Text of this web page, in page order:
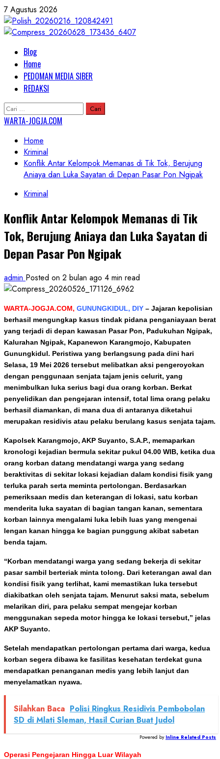
Skip
to
content
7 Agustus 2026
Primary
Menu
Blog
Home
PEDOMAN MEDIA SIBER
REDAKSI
Cari
untuk:
WARTA-JOGJA.COM
Home
Kriminal
Konflik Antar Kelompok Memanas di Tik Tok, Berujung
Aniaya dan Luka Sayatan di Depan Pasar Pon Ngipak
Kriminal
Konflik Antar Kelompok Memanas di Tik
Tok, Berujung Aniaya dan Luka Sayatan di
Depan Pasar Pon Ngipak
admin Posted on 2 bulan ago 4 min read
WARTA-JOGJA.COM, GUNUNGKIDUL, DIY – Jajaran kepolisian
berhasil mengungkap kasus tindak pidana penganiayaan berat
yang terjadi di depan kawasan Pasar Pon, Padukuhan Ngipak,
Kalurahan Ngipak, Kapanewon Karangmojo, Kabupaten
Gunungkidul. Peristiwa yang berlangsung pada dini hari
Selasa, 19 Mei 2026 tersebut melibatkan aksi pengeroyokan
dengan penggunaan senjata tajam jenis celurit, yang
menimbulkan luka serius bagi dua orang korban. Berkat
penyelidikan dan pengejaran intensif, total lima orang pelaku
berhasil diamankan, di mana dua di antaranya diketahui
merupakan residivis atau pelaku berulang kasus senjata tajam.
Kapolsek Karangmojo, AKP Suyanto, S.A.P., memaparkan
kronologi kejadian bermula sekitar pukul 04.00 WIB, ketika dua
orang korban datang mendatangi warga yang sedang
beraktivitas di sekitar lokasi kejadian dalam kondisi fisik yang
terluka parah serta meminta pertolongan. Berdasarkan
pemeriksaan medis dan keterangan di lokasi, satu korban
menderita luka sayatan di bagian tangan kanan, sementara
korban lainnya mengalami luka lebih luas yang mengenai
lengan kanan hingga ke bagian punggung akibat sabetan
benda tajam.
“Korban mendatangi warga yang sedang bekerja di sekitar
pasar sambil berteriak minta tolong. Dari keterangan awal dan
kondisi fisik yang terlihat, kami memastikan luka tersebut
diakibatkan oleh senjata tajam. Menurut saksi mata, sebelum
melarikan diri, para pelaku sempat mengejar korban
menggunakan sepeda motor hingga ke lokasi tersebut,” jelas
AKP Suyanto.
Setelah mendapatkan pertolongan pertama dari warga, kedua
korban segera dibawa ke fasilitas kesehatan terdekat guna
mendapatkan penanganan medis yang lebih lanjut dan
menyelamatkan nyawa.
Silahkan Baca Polisi Ringkus Residivis Pembobolan
SD di Mlati Sleman, Hasil Curian Buat Judol
Powered by Inline Related Posts
Operasi Pengejaran Hingga Luar Wilayah